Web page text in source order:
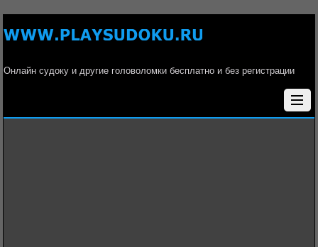
Онлайн судоку и другие головоломки бесплатно и без регистрации